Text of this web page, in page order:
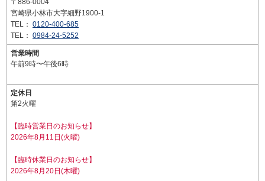
〒886-0004
宮崎県小林市大字細野1900-1
TEL： 0120-400-685
TEL： 0984-24-5252
営業時間
午前9時〜午後6時
定休日
第2火曜
【臨時営業日のお知らせ】
2026年8月11日(火曜)
【臨時休業日のお知らせ】
2026年8月20日(木曜)